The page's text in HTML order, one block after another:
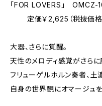
「FOR LOVERS」 OMCZ-
定価￥2,625（税抜価格
大器、さらに覚醒。
天性のメロディ感覚がさら
フリューゲルホルン奏者、土
自身の世界観にオマージュ